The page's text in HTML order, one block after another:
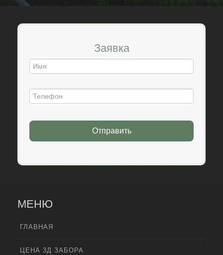
Заявка
Отправить
МЕНЮ
ГЛАВНАЯ
ЦЕНА 3Д ЗАБОРА